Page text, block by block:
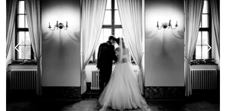
Vorheriges Bild